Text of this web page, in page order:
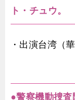
ト・チュウ。
・出演台湾（
●警察機動捜